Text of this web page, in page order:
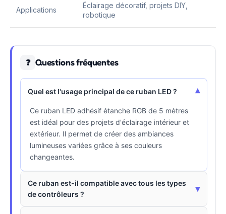
Applications
Éclairage décoratif, projets DIY,
robotique
❓ Questions fréquentes
Quel est l'usage principal de ce ruban LED ? ▾
Ce ruban LED adhésif étanche RGB de 5 mètres
est idéal pour des projets d'éclairage intérieur et
extérieur. Il permet de créer des ambiances
lumineuses variées grâce à ses couleurs
changeantes.
Ce ruban est-il compatible avec tous les types
de contrôleurs ?
▾